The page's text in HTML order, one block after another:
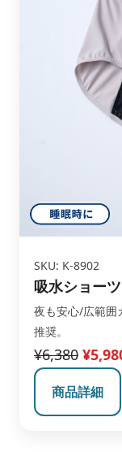
SKU: K-8902
吸水ショーツ
夜も安心/広範囲
推奨。
¥6,380
商品詳細